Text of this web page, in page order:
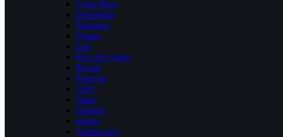
Costa Rica
Danemark
Équateur
Ghana
Iran
Pays de Galles
Russie
Pologne
Chili
Qatar
Sénégal
Serbie
Autres pays